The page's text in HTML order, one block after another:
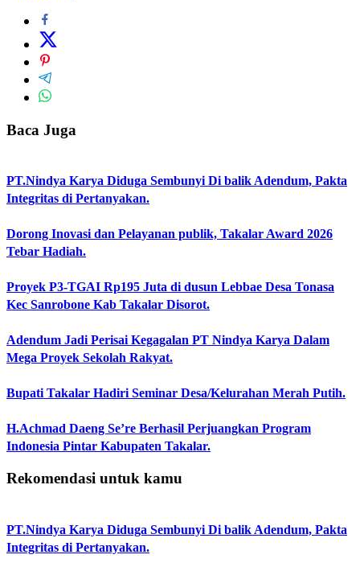
Baca Juga
PT.Nindya Karya Diduga Sembunyi Di balik Adendum, Pakta
Integritas di Pertanyakan.
Dorong Inovasi dan Pelayanan publik, Takalar Award 2026
Tebar Hadiah.
Proyek P3-TGAI Rp195 Juta di dusun Lebbae Desa Tonasa
Kec Sanrobone Kab Takalar Disorot.
Adendum Jadi Perisai Kegagalan PT Nindya Karya Dalam
Mega Proyek Sekolah Rakyat.
Bupati Takalar Hadiri Seminar Desa/Kelurahan Merah Putih.
H.Achmad Daeng Se’re Berhasil Perjuangkan Program
Indonesia Pintar Kabupaten Takalar.
Rekomendasi untuk kamu
PT.Nindya Karya Diduga Sembunyi Di balik Adendum, Pakta
Integritas di Pertanyakan.